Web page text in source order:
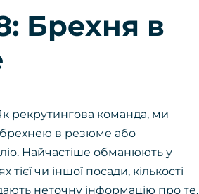
Брехня в
рекрутингова команда, ми
брехнею в резюме або
Найчастіше обманюють у
тієї чи іншої посади, кількості
неточну інформацію про те,